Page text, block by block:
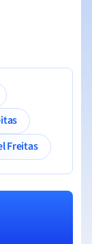
Freitas